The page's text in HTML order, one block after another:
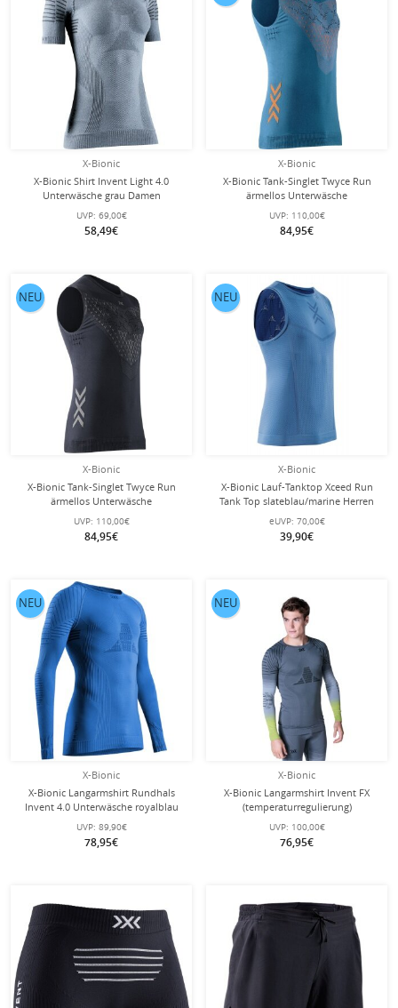
X-Bionic
X-Bionic Shirt Invent Light 4.0
Unterwäsche grau Damen
UVP: 69,00€
58,49€
X-Bionic
X-Bionic Tank-Singlet Twyce Run
ärmellos Unterwäsche
UVP: 110,00€
84,95€
X-Bionic
X-Bionic Tank-Singlet Twyce Run
ärmellos Unterwäsche
UVP: 110,00€
84,95€
NEU
X-Bionic
X-Bionic Lauf-Tanktop Xceed Run
Tank Top slateblau/marine Herren
eUVP: 70,00€
39,90€
NEU
X-Bionic
X-Bionic Langarmshirt Rundhals
Invent 4.0 Unterwäsche royalblau
UVP: 89,90€
78,95€
NEU
X-Bionic
X-Bionic Langarmshirt Invent FX
(temperaturregulierung)
UVP: 100,00€
76,95€
NEU